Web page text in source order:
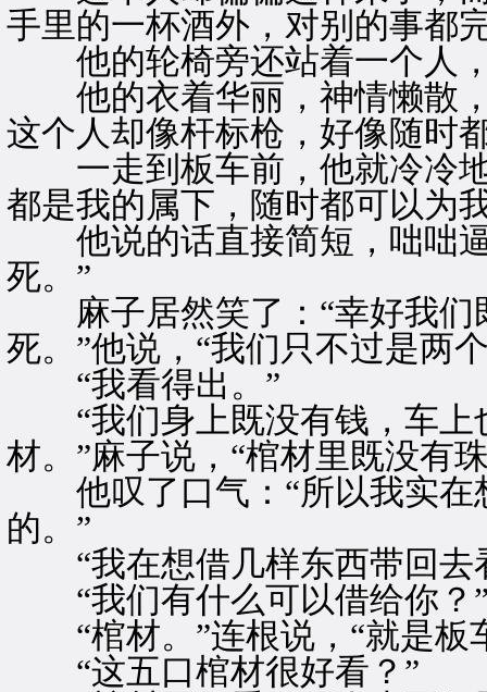
手里的一杯酒外，对别的事都
他的轮椅旁还站着一个人，
他的衣着华丽，神情懒散，
这个人却像杆标枪，好像随时
一走到板车前，他就冷冷地
都是我的属下，随时都可以为
他说的话直接简短，咄咄逼
死。”
麻子居然笑了：“幸好我们
死。”他说，“我们只不过是两
“我看得出。”
“我们身上既没有钱，车上
材。”麻子说，“棺材里既没有
他叹了口气：“所以我实在
的。”
“我在想借几样东西带回去
“我们有什么可以借给你？
“棺材。”连根说，“就是板
“这五口棺材很好看？”